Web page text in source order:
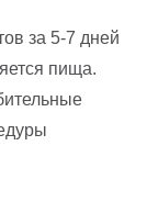
за 5-7 дней
пища.